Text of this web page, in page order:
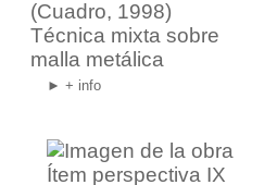
(Cuadro, 1998)
Técnica mixta sobre
malla metálica
► + info